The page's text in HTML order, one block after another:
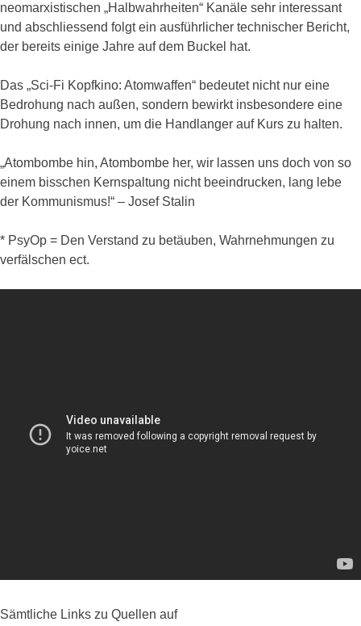
neomarxistischen „Halbwahrheiten“ Kanäle sehr interessant
und abschliessend folgt ein ausführlicher technischer Bericht,
der bereits einige Jahre auf dem Buckel hat.
Das „Sci-Fi Kopfkino: Atomwaffen“ bedeutet nicht nur eine
Bedrohung nach außen, sondern bewirkt insbesondere eine
Drohung nach innen, um die Handlanger auf Kurs zu halten.
„Atombombe hin, Atombombe her, wir lassen uns doch von so
einem bisschen Kernspaltung nicht beeindrucken, lang lebe
der Kommunismus!“ – Josef Stalin
* PsyOp = Den Verstand zu betäuben, Wahrnehmungen zu
verfälschen ect.
Sämtliche Links zu Quellen auf